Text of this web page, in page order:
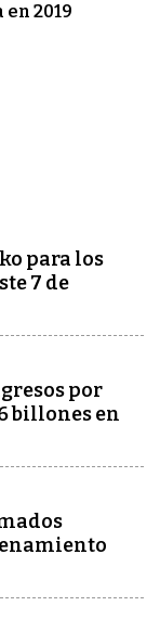
2019
para los
7 de
por
billones en